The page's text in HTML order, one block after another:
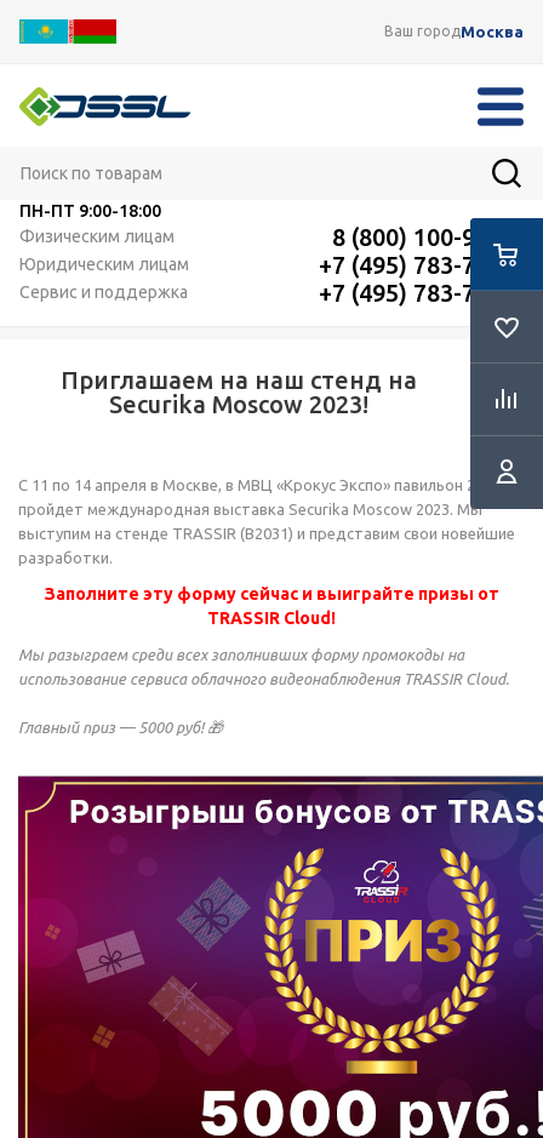
Ваш городМосква
ПН-ПТ 9:00-18:00
Физическим лицам
8 (800) 100-91-12
Юридическим лицам +7 (495) 783-72-87
Сервис и поддержка +7 (495) 783-72-87
Приглашаем на наш стенд на
Securika Moscow 2023!
С 11 по 14 апреля в Москве, в МВЦ «Крокус Экспо» павильон 2,
пройдет международная выставка Securika Moscow 2023. Мы
выступим на стенде TRASSIR (В2031) и представим свои новейшие
разработки.
Заполните эту форму сейчас и выиграйте призы от
TRASSIR Cloud!
Мы разыграем cреди всех заполнивших форму промокоды на
использование сервиса облачного видеонаблюдения TRASSIR Cloud.
Главный приз — 5000 руб! 🎁